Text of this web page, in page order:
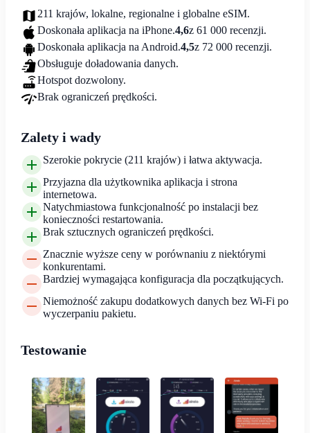
211 krajów, lokalne, regionalne i globalne eSIM.
Doskonała aplikacja na iPhone.4,6z 61 000 recenzji.
Doskonała aplikacja na Android.4,5z 72 000 recenzji.
Obsługuje doładowania danych.
Hotspot dozwolony.
Brak ograniczeń prędkości.
Zalety i wady
Szerokie pokrycie (211 krajów) i łatwa aktywacja.
Przyjazna dla użytkownika aplikacja i strona
internetowa.
Natychmiastowa funkcjonalność po instalacji bez
konieczności restartowania.
Brak sztucznych ograniczeń prędkości.
Znacznie wyższe ceny w porównaniu z niektórymi
konkurentami.
Bardziej wymagająca konfiguracja dla początkujących.
Niemożność zakupu dodatkowych danych bez Wi-Fi po
wyczerpaniu pakietu.
Testowanie